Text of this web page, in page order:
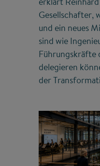
Gesellschafter,
und ein neues
sind wie
Führungskräfte
delegieren
der